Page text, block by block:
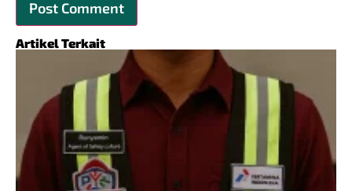
Artikel Terkait